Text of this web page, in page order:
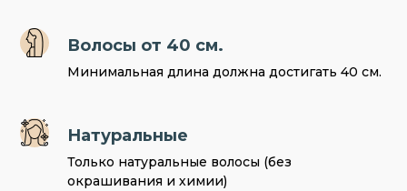
Волосы от 40 см.
Минимальная длина должна достигать 40 см.
Натуральные
Только натуральные волосы (без
окрашивания и химии)